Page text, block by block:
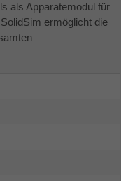
als Apparatemodul für
ermöglicht die